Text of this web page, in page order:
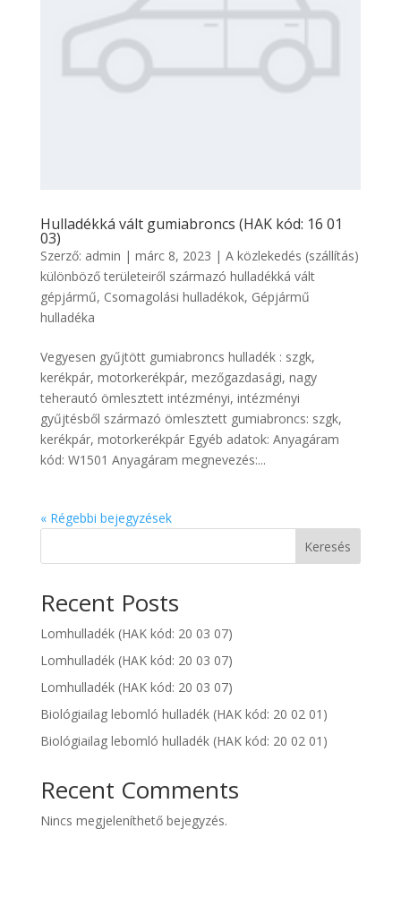
Hulladékká vált gumiabroncs (HAK kód: 16 01
03)
Szerző: admin | márc 8, 2023 | A közlekedés (szállítás)
különböző területeiről származó hulladékká vált
gépjármű, Csomagolási hulladékok, Gépjármű
hulladéka
Vegyesen gyűjtött gumiabroncs hulladék : szgk,
kerékpár, motorkerékpár, mezőgazdasági, nagy
teherautó ömlesztett intézményi, intézményi
gyűjtésből származó ömlesztett gumiabroncs: szgk,
kerékpár, motorkerékpár Egyéb adatok: Anyagáram
kód: W1501 Anyagáram megnevezés:...
« Régebbi bejegyzések
Keresés
Recent Posts
Lomhulladék (HAK kód: 20 03 07)
Lomhulladék (HAK kód: 20 03 07)
Lomhulladék (HAK kód: 20 03 07)
Biológiailag lebomló hulladék (HAK kód: 20 02 01)
Biológiailag lebomló hulladék (HAK kód: 20 02 01)
Recent Comments
Nincs megjeleníthető bejegyzés.